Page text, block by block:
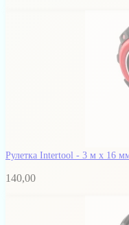
Рулетка Intertool - 3 м x 16
140,00